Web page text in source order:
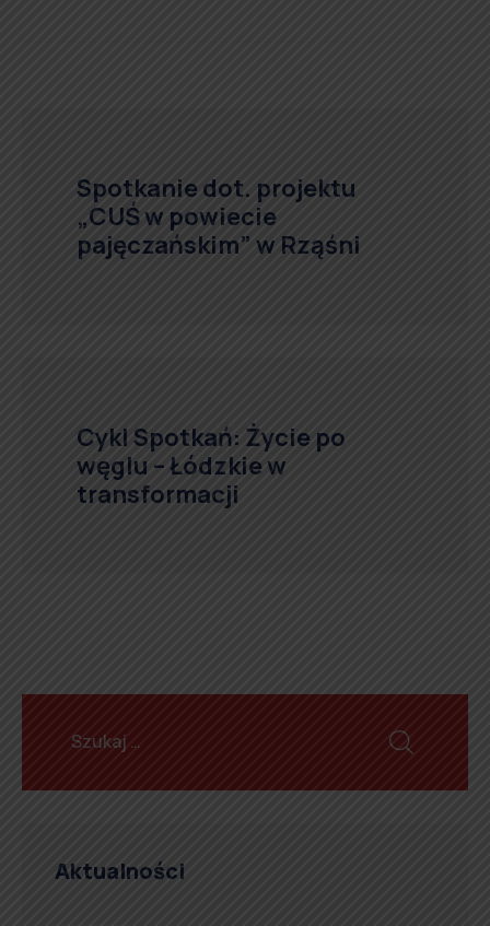
Spotkanie dot. projektu
„CUŚ w powiecie
pajęczańskim” w Rząśni
Cykl Spotkań: Życie po
węglu – Łódzkie w
transformacji
Aktualności